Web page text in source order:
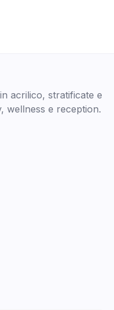
acrilico, stratificate e
wellness e reception.